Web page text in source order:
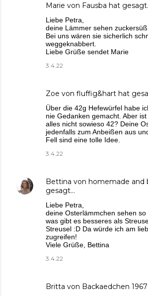
Marie von Fausba hat
Liebe Petra,
deine Lämmer sehen zuckersüß
Bei uns wären sie sicherlich
weggeknabbert.
Liebe Grüße sendet Marie
3.4.22
Zoe von fluffig&hart hat
Über die 42g Hefewürfel habe
nie Gedanken gemacht. Aber
alles nicht sowieso 42? Deine
jedenfalls zum Anbeißen aus
Fell sind eine tolle Idee.
3.4.22
Bettina von homemade and
gesagt…
Liebe Petra,
deine Osterlämmchen sehen so
was gibt es besseres als
Streusel :D Da würde ich am
zugreifen!
Viele Grüße, Bettina
3.4.22
Britta von Backaedchen 1967